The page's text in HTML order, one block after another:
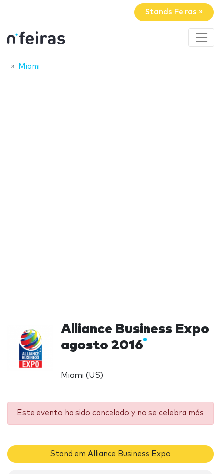
Stands Feiras »
Miami
Alliance Business Expo
agosto 2016
Miami (US)
Este evento ha sido cancelado y no se celebra más
Stand em Alliance Business Expo